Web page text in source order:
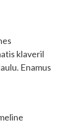
klaveril
Enamus